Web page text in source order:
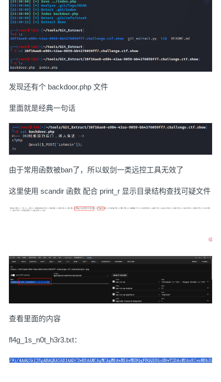
发现还有个 backdoor.php 文件
里面就是经典一句话
由于常用函数被ban了，所以蚁剑一类远控工具无效了
这里使用 scandir 函数 配合 print_r 显示目录结构查找可疑文件
查看里面的内容
fl4g_1s_n0t_h3r3.txt：